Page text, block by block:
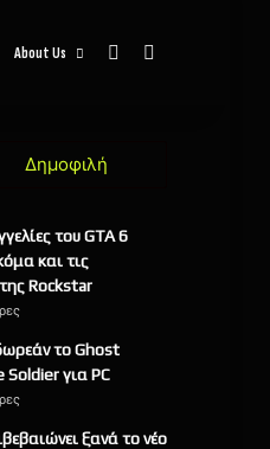
About Us Sidebar
Δημοφιλή
του GTA 6
και τις
Rockstar
το Ghost
Soldier για PC
ξανά το νέο